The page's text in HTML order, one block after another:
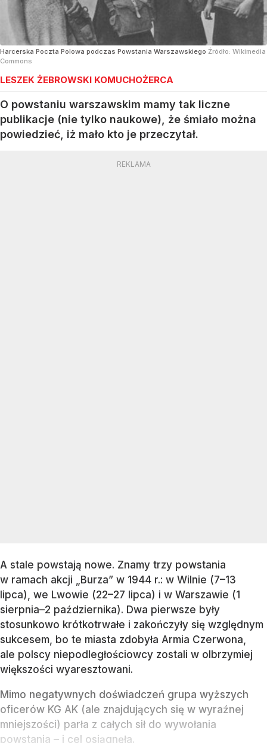
Harcerska Poczta Polowa podczas Powstania Warszawskiego Źródło: Wikimedia
Commons
LESZEK ŻEBROWSKI KOMUCHOŻERCA
O powstaniu warszawskim mamy tak liczne
publikacje (nie tylko naukowe), że śmiało można
powiedzieć, iż mało kto je przeczytał.
A stale powstają nowe. Znamy trzy powstania
w ramach akcji „Burza” w 1944 r.: w Wilnie (7–13
lipca), we Lwowie (22–27 lipca) i w Warszawie (1
sierpnia–2 października). Dwa pierwsze były
stosunkowo krótkotrwałe i zakończyły się względnym
sukcesem, bo te miasta zdobyła Armia Czerwona,
ale polscy niepodległościowcy zostali w olbrzymiej
większości wyaresztowani.
Mimo negatywnych doświadczeń grupa wyższych
oficerów KG AK (ale znajdujących się w wyraźnej
mniejszości) parła z całych sił do wywołania
powstania – i cel osiągnęła.